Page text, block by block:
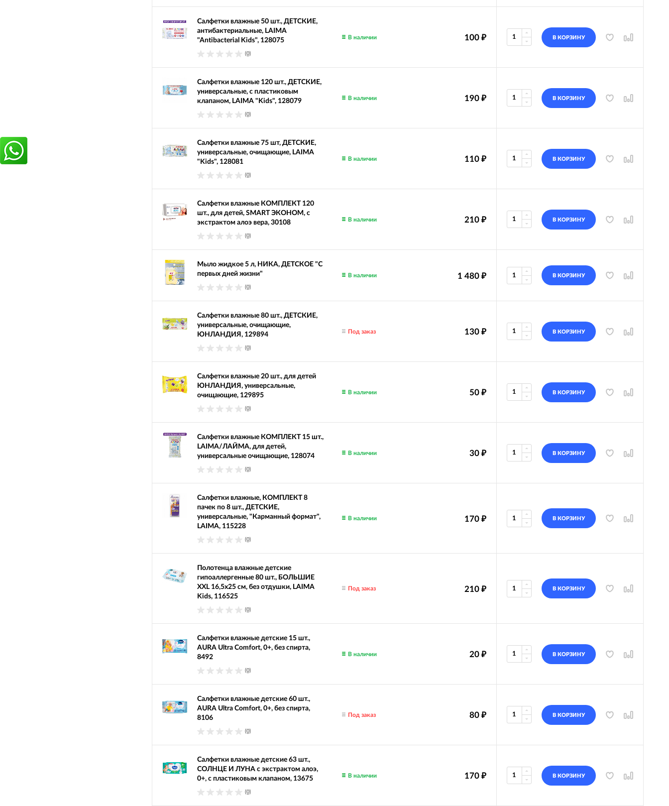
Салфетки влажные 50 шт., ДЕТСКИЕ,
антибактериальные, LAIMA
"Antibacterial Kids", 128075
(0)
100 ₽
В наличии В КОРЗИНУ
Салфетки влажные 120 шт., ДЕТСКИЕ,
универсальные, с пластиковым
клапаном, LAIMA "Kids", 128079
(0)
190 ₽
В наличии В КОРЗИНУ
Салфетки влажные 75 шт, ДЕТСКИЕ,
универсальные, очищающие, LAIMA
"Kids", 128081
(0)
110 ₽
В наличии В КОРЗИНУ
Салфетки влажные КОМПЛЕКТ 120
шт., для детей, SMART ЭКОНОМ, с
экстрактом алоэ вера, 30108
(0)
210 ₽
В наличии В КОРЗИНУ
Мыло жидкое 5 л, НИКА, ДЕТСКОЕ "С
первых дней жизни"
(0)
1 480 ₽
В наличии В КОРЗИНУ
Салфетки влажные 80 шт., ДЕТСКИЕ,
универсальные, очищающие,
ЮНЛАНДИЯ, 129894
(0)
130 ₽
Под заказ В КОРЗИНУ
Салфетки влажные 20 шт., для детей
ЮНЛАНДИЯ, универсальные,
очищающие, 129895
(0)
50 ₽
В наличии В КОРЗИНУ
Салфетки влажные КОМПЛЕКТ 15 шт.,
LAIMA/ЛАЙМА, для детей,
универсальные очищающие, 128074
(0)
30 ₽
В наличии В КОРЗИНУ
Салфетки влажные, КОМПЛЕКТ 8
пачек по 8 шт., ДЕТСКИЕ,
универсальные, "Карманный формат",
LAIMA, 115228
(0)
170 ₽
В наличии В КОРЗИНУ
Полотенца влажные детские
гипоаллергенные 80 шт., БОЛЬШИЕ
XXL 16,5х25 см, без отдушки, LAIMA
Kids, 116525
(0)
210 ₽
Под заказ В КОРЗИНУ
Салфетки влажные детские 15 шт.,
AURA Ultra Comfort, 0+, без спирта,
8492
(0)
20 ₽
В наличии В КОРЗИНУ
Салфетки влажные детские 60 шт.,
AURA Ultra Comfort, 0+, без спирта,
8106
(0)
80 ₽
Под заказ В КОРЗИНУ
Салфетки влажные детские 63 шт.,
СОЛНЦЕ И ЛУНА с экстрактом алоэ,
0+, с пластиковым клапаном, 13675
(0)
170 ₽
В наличии В КОРЗИНУ